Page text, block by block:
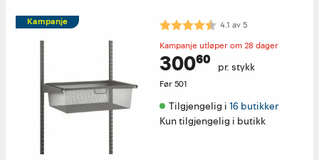
Kampanje Karakter: 4.1 av 5 mulige
4.1 av5
Kampanje utløper om 28 dager
300⁶⁰ pr. stykk
Før501
Tilgjengelig i 16 butikker
Kun tilgjengelig i butikk